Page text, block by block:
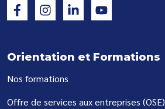
Orientation et Formations
Nos formations
Offre de services aux entreprises (OSE)